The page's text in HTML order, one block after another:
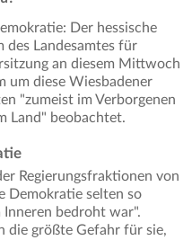
Der hessische
des Landesamtes für
an diesem Mittwoch
um diese Wiesbadener
"zumeist im Verborgenen
Land" beobachtet.
Regierungsfraktionen von
Demokratie selten so
bedroht war".
die größte Gefahr für sie,